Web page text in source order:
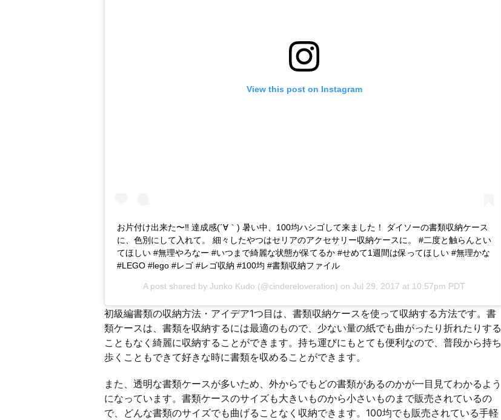
View this post on Instagram
お片付け出来た〜‼︎ 達成感(´∀｀) 暑い中、100均ハシゴして来ました！ ダイソーの書類収納ケース
に、色別にして入れて。 細々したやつはセリアのアクセサリー収納ケースに。 #二度と触らんとい
てほしい #無理やろなー #いつまで綺麗な状態が保てるか #せめて1週間は保ってほしい #無理かな
#LEGO #lego #レゴ #レゴ収納 #100均 #書類収納ファイル
A post shared by Junko Kudo (@cindereloveration) on Jul 29, 2017 at 10:57pm PDT
初級編書類の収納方法・アイデア1つ目は、書類収納ケースを使って収納する方法です。書
類ケースは、書類を収納するには最適のもので、少ない量の紙でも曲がったり折れたりする
こともなく綺麗に収納することができます。持ち運びにもとても便利なので、普段から持ち
歩くこともできて好きな時に書類を収めることができます。
また、透明な書類ケースが多いため、外からでもどの書類があるのかが一目見てわかるよう
になっています。書類ケースのサイズも大きいものから小さいものまで販売されているの
で、どんな書類のサイズでも曲げることなく収納できます。100均でも販売されている手軽